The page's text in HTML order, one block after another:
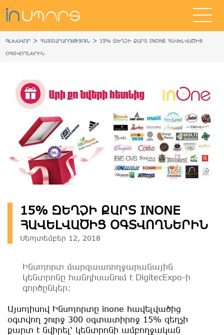
ԳԼԽԱՎՈՐ > ՀԱՅՏԱՐԱՐՈՒԹՅՈՒՆ > 15% ԶԵՂՉԻ ՔԱՐՏ INONE ՀԱՎԵԼՎԱԾԻՑ
ՕԳՏՎՈՂՆԵՐԻՆ
15% ԶԵՂՉԻ ՔԱՐՏ INONE
ՀԱՎԵԼՎԱԾԻՑ ՕԳՏՎՈՂՆԵՐԻՆ
Սեպտեմբեր 12, 2018
Ինսպորտ մարզաառողջարանային
կենտրոնը հանդիսանում է DigitecExpo-ի
գործընկեր։
Այսպիսով Ինսպորտը inone հավելվածից
օգտվող շուրջ 300 օգտատիրոջ 15% զեղչի
քարտ է նվիրել՝ կենտրոնի ամբողջական